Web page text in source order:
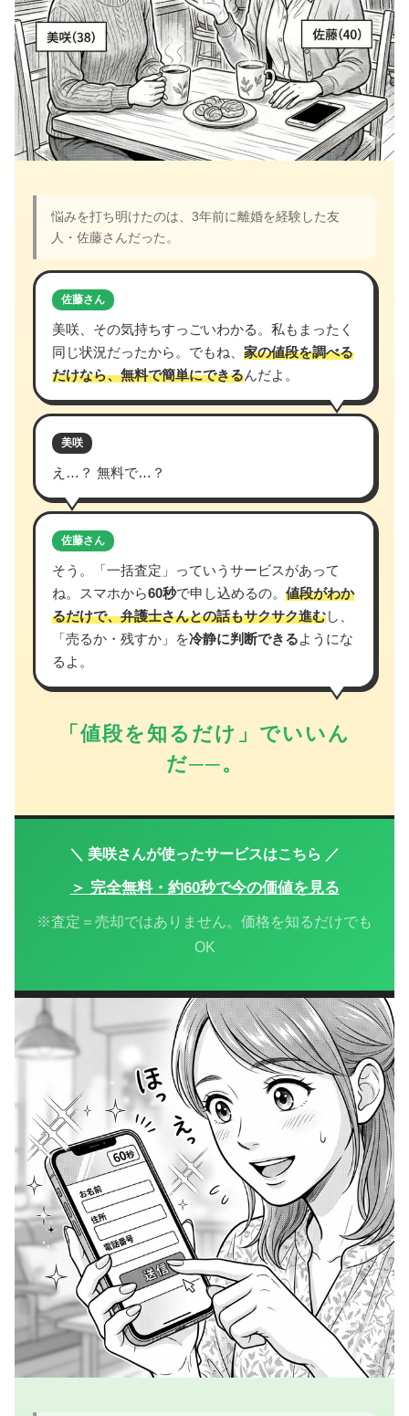
悩みを打ち明けたのは、3年前に離婚を経験した友
人・佐藤さんだった。
佐藤さん
美咲、その気持ちすっごいわかる。私もまったく
同じ状況だったから。でもね、 家の値段を調べる
だけなら、無料で簡単にできるんだよ。
美咲
え…？ 無料で…？
佐藤さん
そう。「一括査定」っていうサービスがあって
ね。スマホから60秒で申し込めるの。 値段がわか
るだけで、弁護士さんとの話もサクサク進むし、
「売るか・残すか」を冷静に判断できるようにな
るよ。
「値段を知るだけ」でいいん
だ──。
＼ 美咲さんが使ったサービスはこちら ／
＞ 完全無料・約60秒で今の価値を見る
※査定＝売却ではありません。価格を知るだけでも
OK
第5話｜スマホでたった60秒